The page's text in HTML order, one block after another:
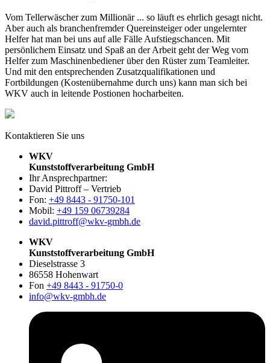
Vom Tellerwäscher zum Millionär ... so läuft es ehrlich gesagt nicht.
Aber auch als branchenfremder Quereinsteiger oder ungelernter
Helfer hat man bei uns auf alle Fälle Aufstiegschancen. Mit
persönlichem Einsatz und Spaß an der Arbeit geht der Weg vom
Helfer zum Maschinenbediener über den Rüster zum Teamleiter.
Und mit den entsprechenden Zusatzqualifikationen und
Fortbildungen (Kostenübernahme durch uns) kann man sich bei
WKV auch in leitende Postionen hocharbeiten.
Kontaktieren Sie uns
WKV
Kunststoffverarbeitung GmbH
Ihr Ansprechpartner:
David Pittroff – Vertrieb
Fon: +49 8443 - 91750-101
Mobil: +49 159 06739284
david.pittroff@wkv-gmbh.de
WKV
Kunststoffverarbeitung GmbH
Dieselstrasse 3
86558 Hohenwart
Fon +49 8443 - 91750-0
info@wkv-gmbh.de